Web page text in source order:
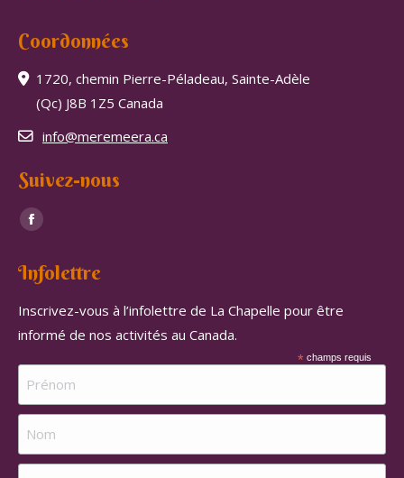
Coordonnées
1720, chemin Pierre-Péladeau, Sainte-Adèle
(Qc) J8B 1Z5 Canada
info@meremeera.ca
Suivez-nous
Trouvez nous sur :
Facebook
opens
Infolettre
Inscrivez-vous à l’infolettre de La Chapelle pour être
informé de nos activités au Canada.
*champs requis